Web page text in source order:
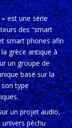
est une série
des “smart
smart phones afin
grèce antique à
un groupe de
basé sur la
type
un projet audio,
péchu